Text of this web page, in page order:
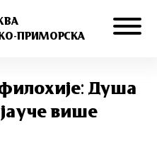
ПРИМОРСКА
Душа
више